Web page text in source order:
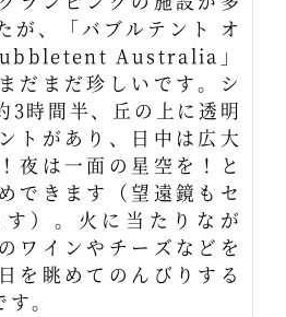
が、「バブルテント オ
Australia」
だまだ珍しいです。シ
3時間半、丘の上に透明
トがあり、日中は広大
夜は一面の星空を！と
できます（望遠鏡もセ
）。火に当たりなが
ワインやチーズなどを
を眺めてのんびりする
。